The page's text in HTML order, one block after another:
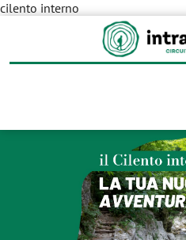
cilento interno